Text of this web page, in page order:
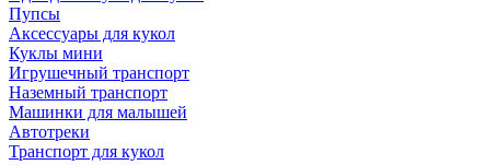
Пупсы
Аксессуары для кукол
Куклы мини
Игрушечный транспорт
Наземный транспорт
Машинки для малышей
Автотреки
Транспорт для кукол